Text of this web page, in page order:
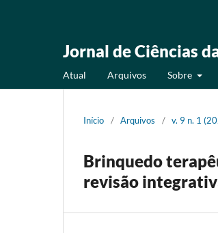
Jornal de Ciências
Atual Arquivos Sobre
Início / Arquivos / v. 9 n. 1
Brinquedo
revisão